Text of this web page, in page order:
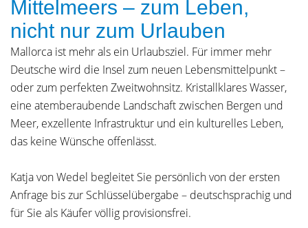
Mittelmeers – zum Leben,
nicht nur zum Urlauben
Mallorca ist mehr als ein Urlaubsziel. Für immer mehr
Deutsche wird die Insel zum neuen Lebensmittelpunkt –
oder zum perfekten Zweitwohnsitz. Kristallklares Wasser,
eine atemberaubende Landschaft zwischen Bergen und
Meer, exzellente Infrastruktur und ein kulturelles Leben,
das keine Wünsche offenlässt.
Katja von Wedel begleitet Sie persönlich von der ersten
Anfrage bis zur Schlüsselübergabe – deutschsprachig und
für Sie als Käufer völlig provisionsfrei.